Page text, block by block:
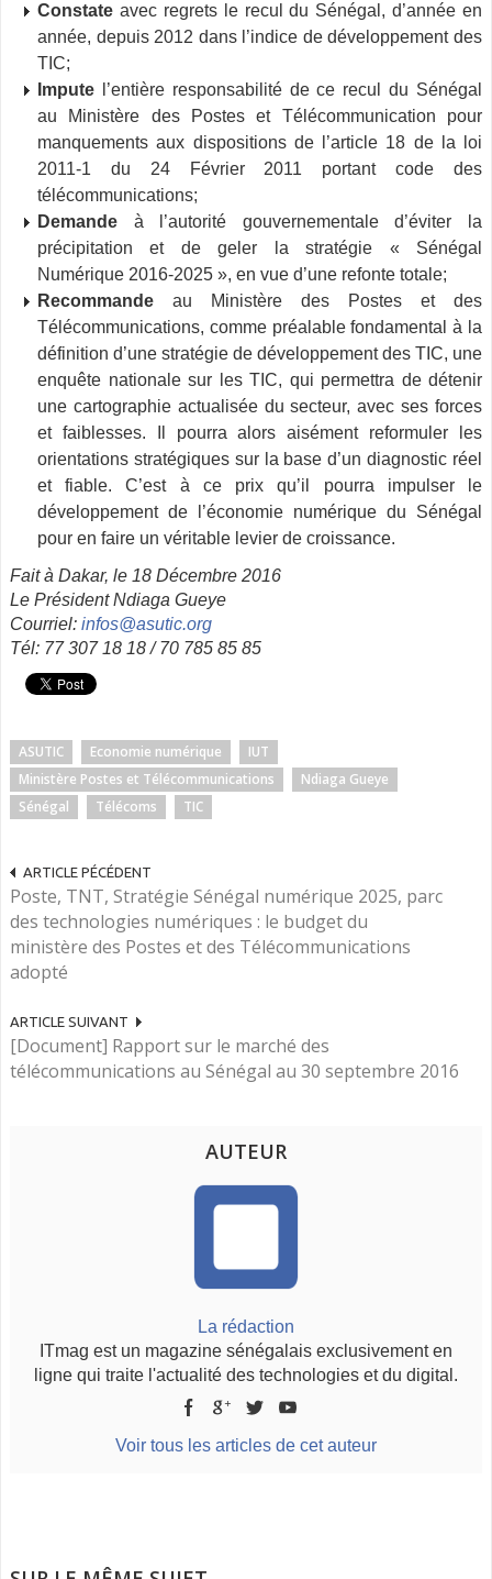
Constate avec regrets le recul du Sénégal, d’année en
année, depuis 2012 dans l’indice de développement des
TIC­;
Impute l’entière responsabilité de ce recul du Sénégal
au Ministère des Postes et Télécommunication pour
manquements aux dispositions de l’article 18 de la loi
2011-1 du 24 Février 2011 portant code des
télécommunications­;
Demande à l’autorité gouvernementale d’éviter la
précipitation et de geler la stratégie « Sénégal
Numérique 2016-2025 », en vue d’une refonte ­totale;
Recommande au Ministère des Postes et des
Télécommunications, comme préalable fondamental à la
définition d’une stratégie de développement des TIC, ­une
enquête nationale sur les TIC, qui permettra de détenir
une cartographie actualisée du secteur, avec ses forces
et faiblesses. Il pourra alors aisément reformuler les
orientations stratégiques sur la base d’un diagnostic réel
et fiable. C’est à ce prix qu’il pourra impulser le
développement de l’économie numérique du Sénégal
pour en faire un véritable levier de croissance.
Fait à Dakar, le 18 Décembre 2016
Le Président Ndiaga Gueye
Courriel­: infos@asutic.org
Tél­: 77 307 18 18 / 70 785 85 85
ASUTIC Economie numérique
IUT
Ministère Postes et Télécommunications
Ndiaga Gueye
Sénégal
Télécoms TIC
ARTICLE PÉCÉDENT
Poste, TNT, Stratégie Sénégal numérique 2025, parc
des technologies numériques : le budget du
ministère des Postes et des Télécommunications
adopté
ARTICLE SUIVANT
[Document] Rapport sur le marché des
télécommunications au Sénégal au 30 septembre 2016
AUTEUR
La rédaction
ITmag est un magazine sénégalais exclusivement en
ligne qui traite l'actualité des technologies et du digital.
Voir tous les articles de cet auteur